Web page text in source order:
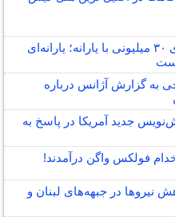
خداحافظی درآمدهای ۳۰ میلیونی با یارانه؛ یارانه‌ای
به گزارش آژانس درباره
جدید آمریکا در پاسخ به
نیروها در جبهه‌های لبنان و